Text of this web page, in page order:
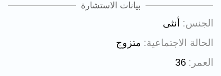
بيانات الاستشارة
الجنس
أنثى
الحالة الاجتماعية
متزوج
العمر
36